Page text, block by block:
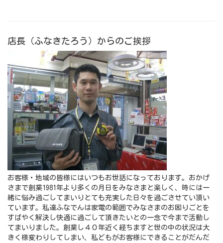
店長（ふなきたろう）からのご挨拶
お客様・地域の皆様にはいつもお世話になっております。おかげ
さまで創業1981年より多くの月日をみなさまと楽しく、時には一
緒に悩み過ごしてまいりとても充実した日々を過ごさせてい頂い
ています。私達ふなでんは家電の範囲でみなさまのお困りごとを
すばやく解決し快適に過ごして頂きたいとの一念で今まで活動し
てまいりました。創業し４０年近く経ちますと世の中の状況は大
きく様変わりしてしまい、私どもがお客様にできることがだんだ